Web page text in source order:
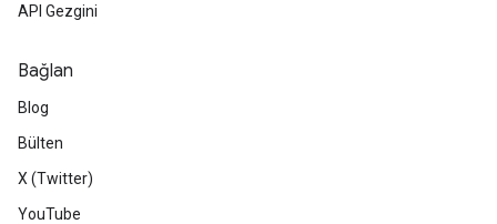
API Gezgini
Bağlan
Blog
Bülten
X (Twitter)
YouTube